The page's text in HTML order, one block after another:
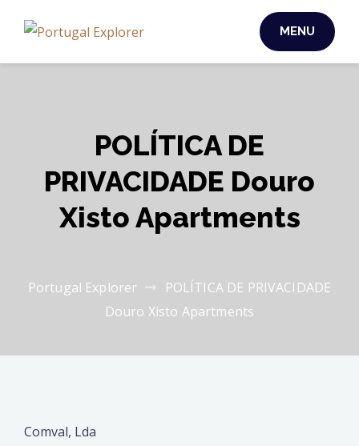
MENU
POLÍTICA DE
PRIVACIDADE Douro
Xisto Apartments
Portugal Explorer
POLÍTICA DE PRIVACIDADE
Douro Xisto Apartments
Comval, Lda